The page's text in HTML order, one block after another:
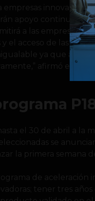
empresas
apoyo continuo
a las empresas
el acceso de las
ya que
afirmó el Dr.
el 30 de abril a la
se
la primera semana
de aceleración
tener tres años